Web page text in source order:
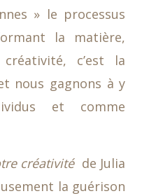
» le processus
la matière,
c’est la
nous gagnons à y
et comme
créativité de Julia
la guérison